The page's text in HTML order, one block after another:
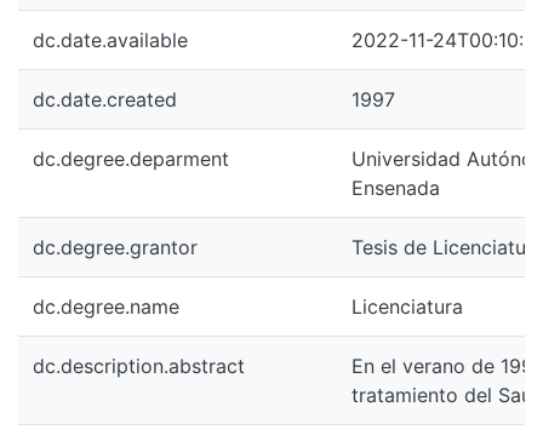
dc.date.available 2022-11-
dc.date.created 1997
dc.degree.deparment
Universidad
Ensenada
dc.degree.grantor Tesis de
dc.degree.name Licenciatura
dc.description.abstract
En el verano de
tratamiento del